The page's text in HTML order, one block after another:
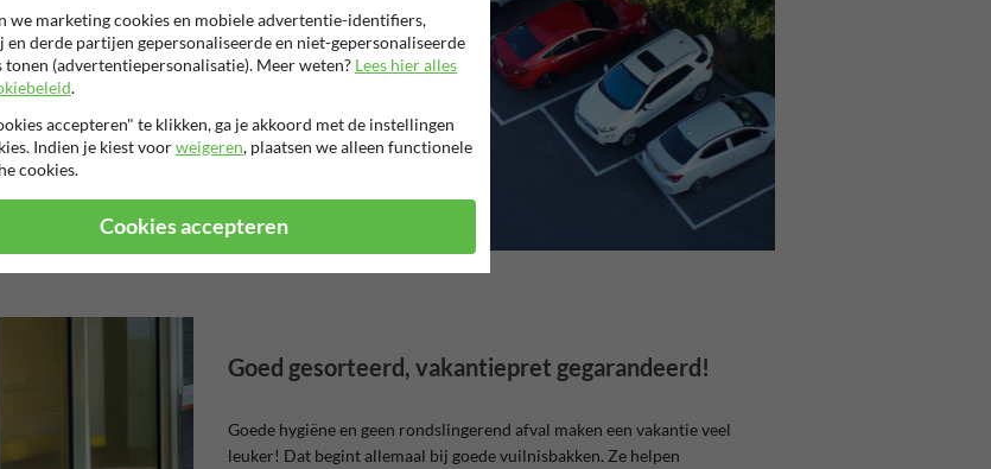
hun vakantie. Geen
schade aan
georganiseerde
Bezoekers
dat ze aankomen,
van hun verblijf.
Goed gesorteerd, vakantiepret gegarandeerd!
Goede hygiëne en geen rondslingerend afval maken een vakantie veel
leuker! Dat begint allemaal bij goede vuilnisbakken. Ze helpen
we marketing cookies en mobiele advertentie-identifiers,
en derde partijen gepersonaliseerde en niet-gepersonaliseerde
tonen (advertentiepersonalisatie). Meer weten? Lees hier alles
.
accepteren" te klikken, ga je akkoord met de instellingen
Indien je kiest voorweigeren, plaatsen we alleen functionele
cookies.
Cookies accepteren